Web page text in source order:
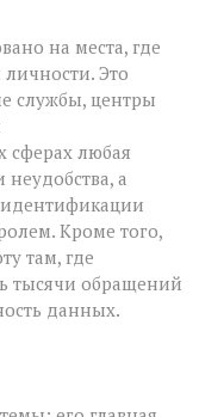
на места, где
Это
службы, центры
сферах любая
а
Кроме того,
там, где
тысячи обращений
данных.